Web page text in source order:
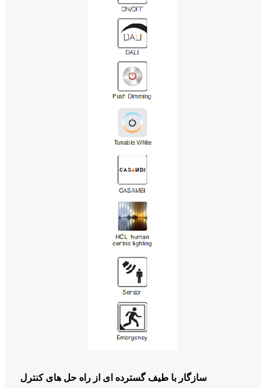
سازگار با طیف گسترده ای از راه حل های کنترل